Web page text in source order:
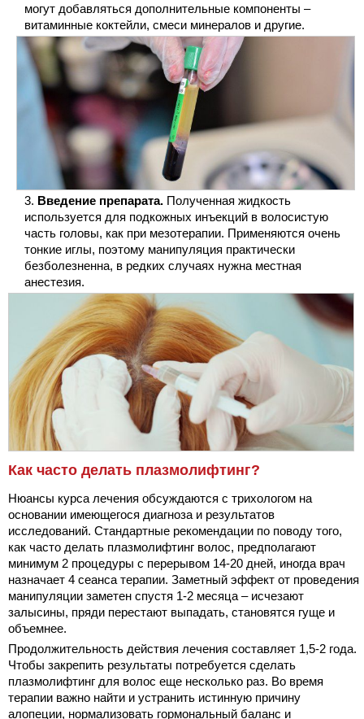
могут добавляться дополнительные компоненты –
витаминные коктейли, смеси минералов и другие.
Введение препарата. Полученная жидкость
используется для подкожных инъекций в волосистую
часть головы, как при мезотерапии. Применяются очень
тонкие иглы, поэтому манипуляция практически
безболезненна, в редких случаях нужна местная
анестезия.
Как часто делать плазмолифтинг?
Нюансы курса лечения обсуждаются с трихологом на
основании имеющегося диагноза и результатов
исследований. Стандартные рекомендации по поводу того,
как часто делать плазмолифтинг волос, предполагают
минимум 2 процедуры с перерывом 14-20 дней, иногда врач
назначает 4 сеанса терапии. Заметный эффект от проведения
манипуляции заметен спустя 1-2 месяца – исчезают
залысины, пряди перестают выпадать, становятся гуще и
объемнее.
Продолжительность действия лечения составляет 1,5-2 года.
Чтобы закрепить результаты потребуется сделать
плазмолифтинг для волос еще несколько раз. Во время
терапии важно найти и устранить истинную причину
алопеции, нормализовать гормональный баланс и